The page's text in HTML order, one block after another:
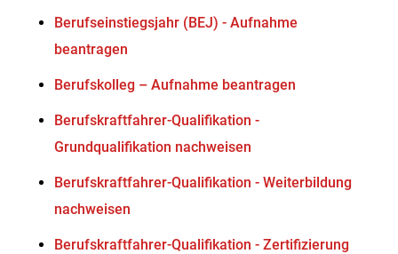
Berufseinstiegsjahr (BEJ) - Aufnahme
beantragen
Berufskolleg – Aufnahme beantragen
Berufskraftfahrer-Qualifikation -
Grundqualifikation nachweisen
Berufskraftfahrer-Qualifikation - Weiterbildung
nachweisen
Berufskraftfahrer-Qualifikation - Zertifizierung